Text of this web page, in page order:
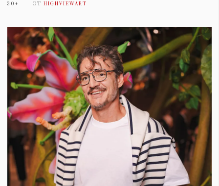
30+ ОТ HIGHVIEWART
Wine&Dine
Мода
Dialogue
Изкуство
Красота
Цветно
Гурме
Пътувай
Wellness
За нас
Реклама
Политика за
поверителност
ModerenDom
СЛЕДВАЙТЕ НИ
Facebook Instagram
Pinterest
YouTube
Spotify Soundcloud